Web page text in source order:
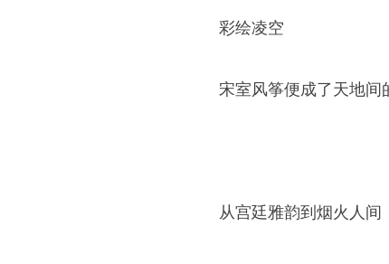
彩绘凌空
宋室风筝便成了天地间
从宫廷雅韵到烟火人间